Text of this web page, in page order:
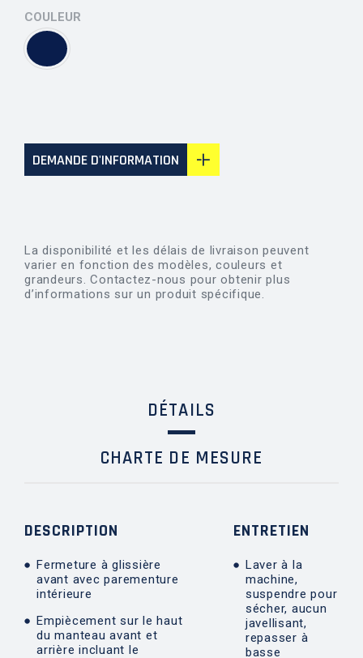
COULEUR
DEMANDE D'INFORMATION
La disponibilité et les délais de livraison peuvent
varier en fonction des modèles, couleurs et
grandeurs. Contactez-nous pour obtenir plus
d’informations sur un produit spécifique.
DÉTAILS
CHARTE DE MESURE
DESCRIPTION
Fermeture à glissière
avant avec parementure
intérieure
Empiècement sur le haut
du manteau avant et
arrière incluant le
ENTRETIEN
Laver à la
machine,
suspendre pour
sécher, aucun
javellisant,
repasser à
basse